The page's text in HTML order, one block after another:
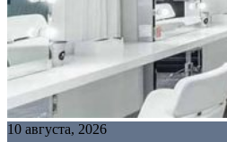
10 августа, 2026